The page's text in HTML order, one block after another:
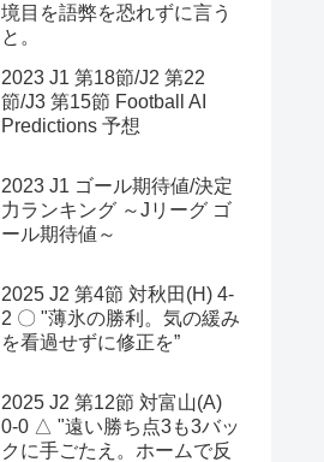
境目を語弊を恐れずに言う
と。
2023 J1 第18節/J2 第22
節/J3 第15節 Football AI
Predictions 予想
2023 J1 ゴール期待値/決定
力ランキング ～Jリーグ ゴ
ール期待値～
2025 J2 第4節 対秋田(H) 4-
2 〇 "薄氷の勝利。気の緩み
を看過せずに修正を”
2025 J2 第12節 対富山(A)
0-0 △ "遠い勝ち点3も3バッ
クに手ごたえ。ホームで反